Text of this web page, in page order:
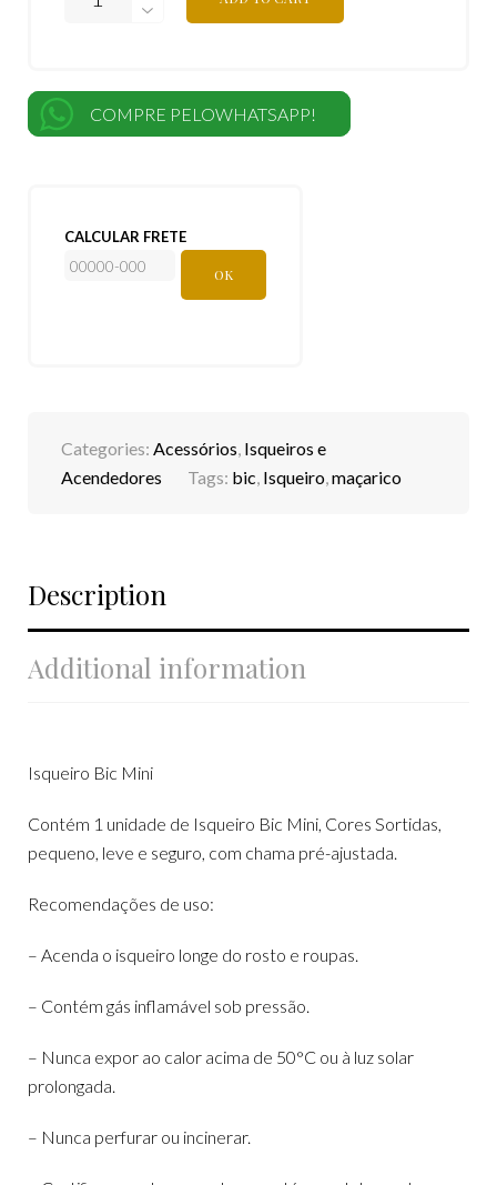
COMPRE PELOWHATSAPP!
CALCULAR FRETE
OK
Categories: Acessórios, Isqueiros e
Acendedores
Tags: bic, Isqueiro,maçarico
Description
Additional information
Isqueiro Bic Mini
Contém 1 unidade de Isqueiro Bic Mini, Cores Sortidas,
pequeno, leve e seguro, com chama pré-ajustada.
Recomendações de uso:
– Acenda o isqueiro longe do rosto e roupas.
– Contém gás inflamável sob pressão.
– Nunca expor ao calor acima de 50°C ou à luz solar
prolongada.
– Nunca perfurar ou incinerar.